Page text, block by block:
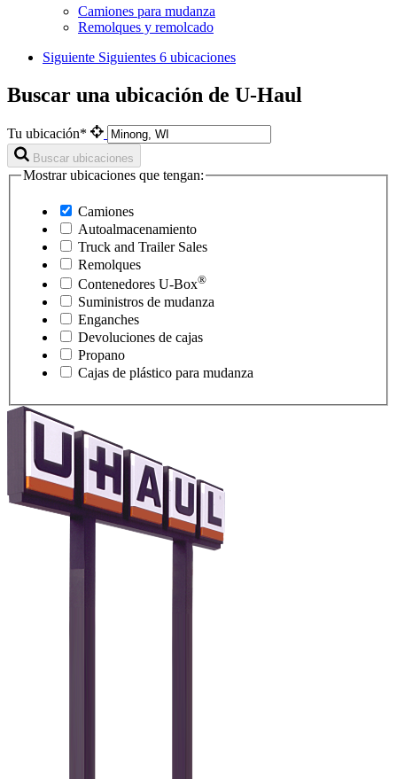
Camiones para mudanza
Remolques y remolcado
Siguiente Siguientes 6 ubicaciones
Buscar una ubicación de U-Haul
Tu ubicación*
Buscar ubicaciones
Mostrar ubicaciones que tengan:
Camiones
Autoalmacenamiento
Truck and Trailer Sales
Remolques
Contenedores U-Box®
Suministros de mudanza
Enganches
Devoluciones de cajas
Propano
Cajas de plástico para mudanza